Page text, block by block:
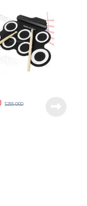
$255.000